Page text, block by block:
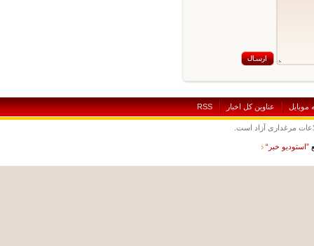
عناوين کل اخبار RSS
مرغداری آزاد است.
خبر“